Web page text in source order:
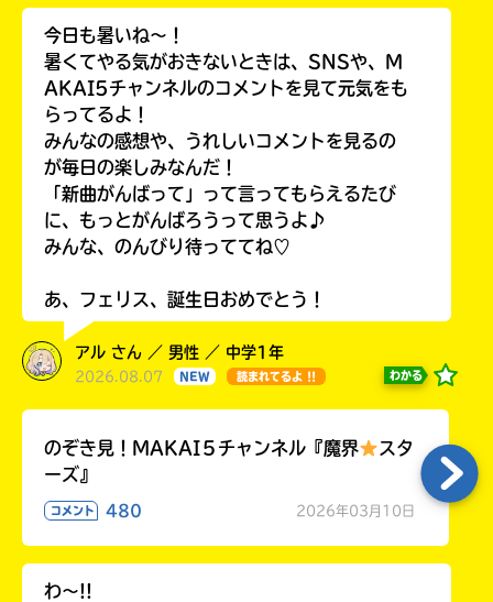
今日も暑いね〜！
暑くてやる気がおきないときは、SNSや、M
AKAI5チャンネルのコメントを見て元気をも
らってるよ！
みんなの感想や、うれしいコメントを見るの
が毎日の楽しみなんだ！
「新曲がんばって」って言ってもらえるたび
に、もっとがんばろうって思うよ♪
みんな、のんびり待っててね♡
あ、フェリス、誕生日おめでとう！
アル さん ／ 男性 ／ 中学1年
2026.08.07 NEW 読まれてるよ !! わかる
のぞき見！MAKAI５チャンネル『魔界
スタ
ーズ』
コメント 480 2026年03月10日
わ〜!!